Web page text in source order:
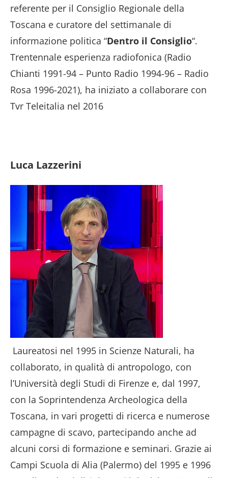
referente per il Consiglio Regionale della
Toscana e curatore del settimanale di
informazione politica “Dentro il Consiglio“.
Trentennale esperienza radiofonica (Radio
Chianti 1991-94 – Punto Radio 1994-96 – Radio
Rosa 1996-2021), ha iniziato a collaborare con
Tvr Teleitalia nel 2016
Luca Lazzerini
Laureatosi nel 1995 in Scienze Naturali, ha
collaborato, in qualità di antropologo, con
l’Università degli Studi di Firenze e, dal 1997,
con la Soprintendenza Archeologica della
Toscana, in vari progetti di ricerca e numerose
campagne di scavo, partecipando anche ad
alcuni corsi di formazione e seminari. Grazie ai
Campi Scuola di Alia (Palermo) del 1995 e 1996